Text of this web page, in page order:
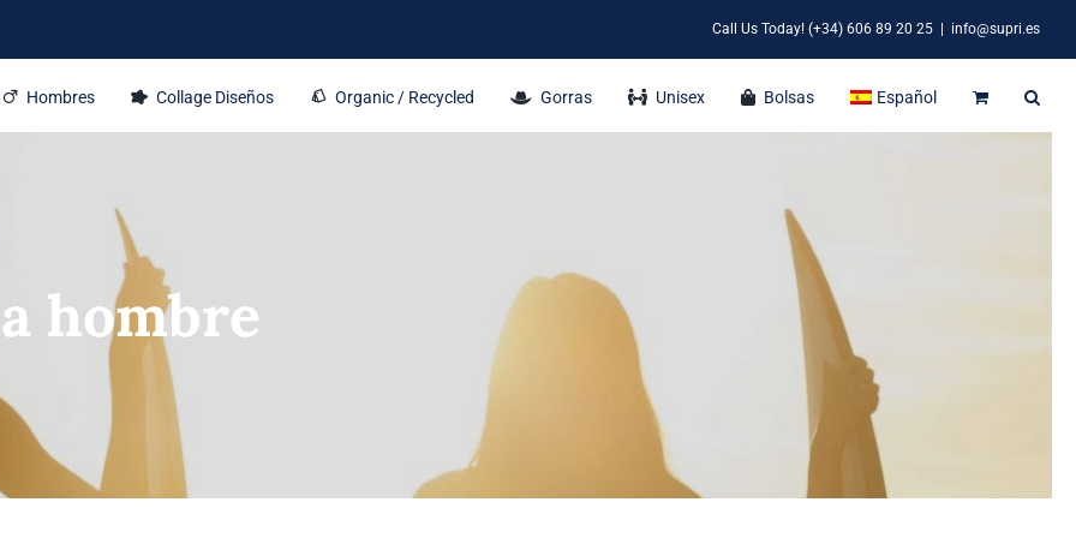
Call Us Today! (+34) 606 89 20 25 info@supri.es
Hombres Collage Diseños Organic / Recycled Gorras Unisex Bolsas Español
hombre